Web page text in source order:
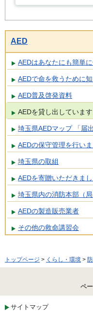
AED
AEDはあなたにも簡単
AEDで命を救うために
AED普及啓発資料
AEDを貸し出しています
埼玉県AEDマップ 「届
AEDの保守管理を行いま
埼玉県の取組
AEDを寄贈いただきま
埼玉県内の消防本部（
AEDの製造販売業者
その他の救命講習会
トップページ > くらし・環境 >
ペ
サイトマップ